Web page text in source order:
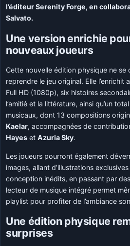
l’éditeur Serenity Forge, en
Salvato.
Une version enrichie
nouveaux joueurs
Cette nouvelle édition physique ne se
reprendre le jeu original. Elle l’enrichit
Full HD (1080p), six histoires
l’amitié et la littérature, ainsi qu’un
musicaux, dont 13 compositions
Kaelar, accompagnées de
Hayes etAzuria Sky.
Les joueurs pourront également
images, allant d’illustrations
conception inédits, en passant par
lecteur de musique intégré permet
playlist pour profiter de l’ambiance
Une édition physique
surprises